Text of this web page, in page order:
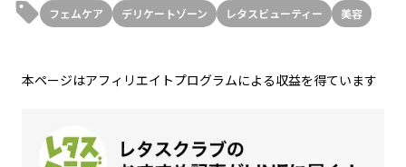
フェムケア デリケートゾーン レタスビューティー 美容
本ページはアフィリエイトプログラムによる収益を得ています